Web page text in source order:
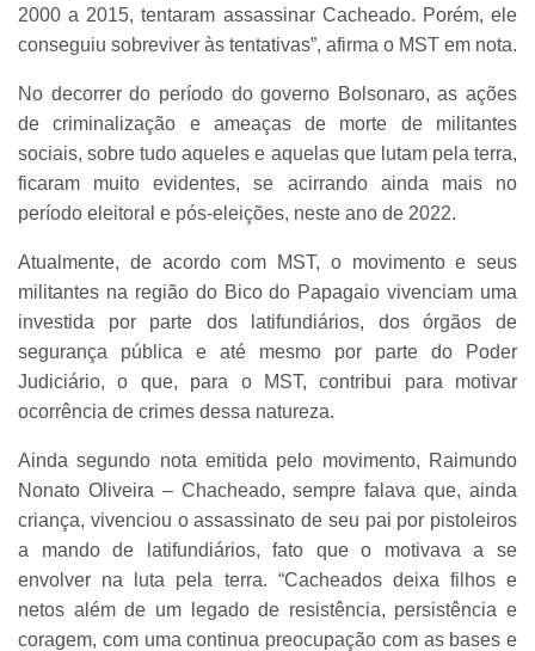
2000 a 2015, tentaram assassinar Cacheado. Porém, ele
conseguiu sobreviver às tentativas”, afirma o MST em nota.
No decorrer do período do governo Bolsonaro, as ações
de criminalização e ameaças de morte de militantes
sociais, sobre tudo aqueles e aquelas que lutam pela terra,
ficaram muito evidentes, se acirrando ainda mais no
período eleitoral e pós-eleições, neste ano de 2022.
Atualmente, de acordo com MST, o movimento e seus
militantes na região do Bico do Papagaio vivenciam uma
investida por parte dos latifundiários, dos órgãos de
segurança pública e até mesmo por parte do Poder
Judiciário, o que, para o MST, contribui para motivar
ocorrência de crimes dessa natureza.
Ainda segundo nota emitida pelo movimento, Raimundo
Nonato Oliveira – Chacheado, sempre falava que, ainda
criança, vivenciou o assassinato de seu pai por pistoleiros
a mando de latifundiários, fato que o motivava a se
envolver na luta pela terra. “Cacheados deixa filhos e
netos além de um legado de resistência, persistência e
coragem, com uma continua preocupação com as bases e